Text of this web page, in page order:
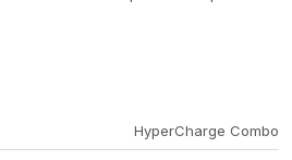
HyperCharge Combo